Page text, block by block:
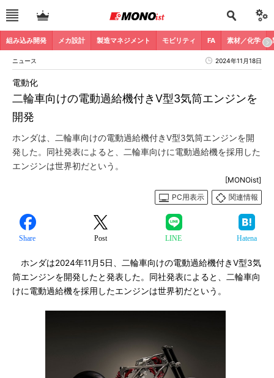
組み込み開発 メカ設計 製造マネジメント モビリティ FA 素材／化学
ニュース 2024年11月18日
二輪車向けの電動過給機付きV型3気筒エンジンを
開発
電動化
ホンダは、二輪車向けの電動過給機付きV型3気筒エンジンを開
発した。同社発表によると、二輪車向けに電動過給機を採用した
エンジンは世界初だという。
[MONOist]
PC用表示
関連情報
Share Post LINE Hatena
ホンダは2024年11月5日、二輪車向けの電動過給機付きV型3気
筒エンジンを開発したと発表した。同社発表によると、二輪車向
けに電動過給機を採用したエンジンは世界初だという。